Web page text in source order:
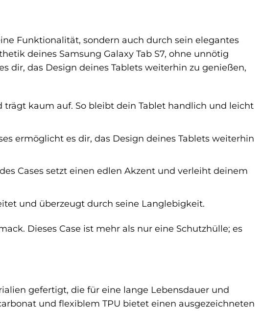
Funktionalität, sondern auch durch sein elegantes
deines Samsung Galaxy Tab S7, ohne unnötig
dir, das Design deines Tablets weiterhin zu genießen,
trägt kaum auf. So bleibt dein Tablet handlich und leicht
ermöglicht es dir, das Design deines Tablets weiterhin
Cases setzt einen edlen Akzent und verleiht deinem
und überzeugt durch seine Langlebigkeit.
Dieses Case ist mehr als nur eine Schutzhülle; es
gefertigt, die für eine lange Lebensdauer und
und flexiblem TPU bietet einen ausgezeichneten